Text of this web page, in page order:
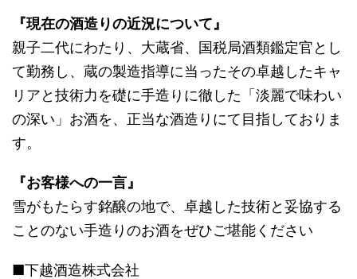
『現在の酒造りの近況について』
親子二代にわたり、大蔵省、国税局酒類鑑定官とし
て勤務し、蔵の製造指導に当ったその卓越したキャ
リアと技術力を礎に手造りに徹した「淡麗で味わい
の深い」お酒を、正当な酒造りにて目指しておりま
す。
『お客様への一言』
雪がもたらす銘醸の地で、卓越した技術と妥協する
ことのない手造りのお酒をぜひご堪能ください
■下越酒造株式会社